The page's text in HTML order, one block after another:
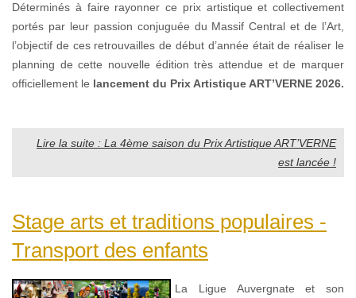
Déterminés à faire rayonner ce prix artistique et collectivement
portés par leur passion conjuguée du Massif Central et de l’Art,
l’objectif de ces retrouvailles de début d’année était de réaliser le
planning de cette nouvelle édition très attendue et de marquer
officiellement le lancement du Prix Artistique ART’VERNE 2026.
Lire la suite : La 4ème saison du Prix Artistique ART’VERNE
est lancée !
Stage arts et traditions populaires -
Transport des enfants
La Ligue Auvergnate et son